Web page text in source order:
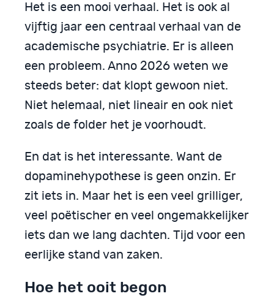
Het is een mooi verhaal. Het is ook al
vijftig jaar een centraal verhaal van de
academische psychiatrie. Er is alleen
een probleem. Anno 2026 weten we
steeds beter: dat klopt gewoon niet.
Niet helemaal, niet lineair en ook niet
zoals de folder het je voorhoudt.
En dat is het interessante. Want de
dopaminehypothese is geen onzin. Er
zit iets in. Maar het is een veel grilliger,
veel poëtischer en veel ongemakkelijker
iets dan we lang dachten. Tijd voor een
eerlijke stand van zaken.
Hoe het ooit begon